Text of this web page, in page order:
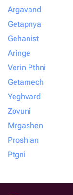
Argavand
Getapnya
Gehanist
Aringe
Verin Pthni
Getamech
Yeghvard
Zovuni
Mrgashen
Proshian
Ptgni